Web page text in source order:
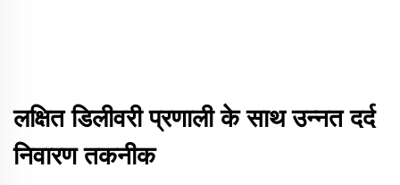
लक्षित डिलीवरी प्रणाली के साथ उन्नत दर्द
निवारण तकनीक